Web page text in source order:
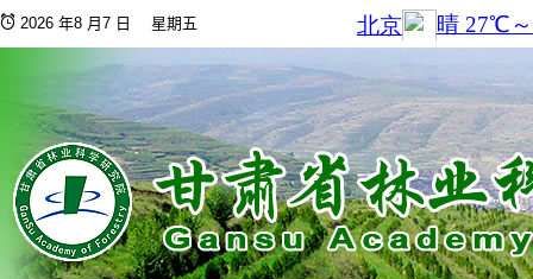
2026 年8 月7 日 星期五